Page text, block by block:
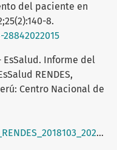
del paciente en
8.
EsSalud. Informe del
RENDES,
Centro Nacional de